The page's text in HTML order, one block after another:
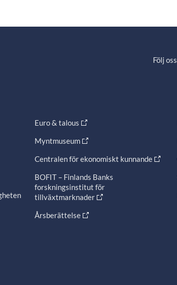
Följ oss
Euro & talous
Myntmuseum
Centralen för ekonomiskt kunnande
BOFIT – Finlands Banks
forskningsinstitut för
tillväxtmarknader
Årsberättelse